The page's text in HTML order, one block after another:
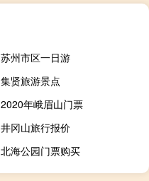
苏州市区一日游
集贤旅游景点
2020年峨眉山门票
井冈山旅行报价
北海公园门票购买